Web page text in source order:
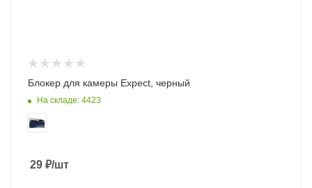
Блокер для камеры Expect, черный
На складе: 4423
29 ₽/шт